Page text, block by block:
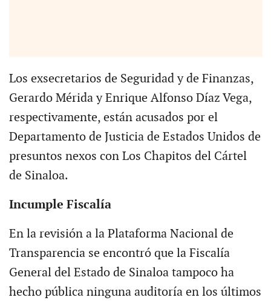
Los exsecretarios de Seguridad y de Finanzas,
Gerardo Mérida y Enrique Alfonso Díaz Vega,
respectivamente, están acusados por el
Departamento de Justicia de Estados Unidos de
presuntos nexos con Los Chapitos del Cártel
de Sinaloa.
Incumple Fiscalía
En la revisión a la Plataforma Nacional de
Transparencia se encontró que la Fiscalía
General del Estado de Sinaloa tampoco ha
hecho pública ninguna auditoría en los últimos